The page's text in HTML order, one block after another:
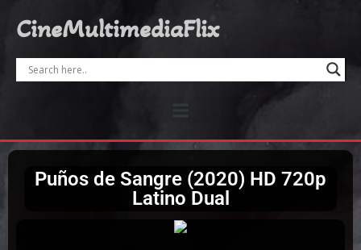
CineMultimediaFlix
Puños de Sangre (2020) HD 720p
Latino Dual